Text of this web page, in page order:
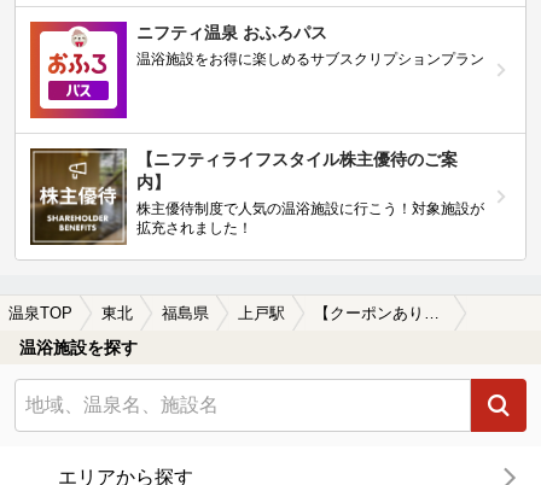
ニフティ温泉 おふろパス
温浴施設をお得に楽しめるサブスクリプションプラン
【ニフティライフスタイル株主優待のご案
内】
株主優待制度で人気の温浴施設に行こう！対象施設が
拡充されました！
温泉TOP 東北 福島県 上戸駅 【クーポンあり】カップルにおすすめの上戸駅近くの温泉、日帰り温泉、スーパー銭湯おすすめ
温浴施設を探す
エリアから探す